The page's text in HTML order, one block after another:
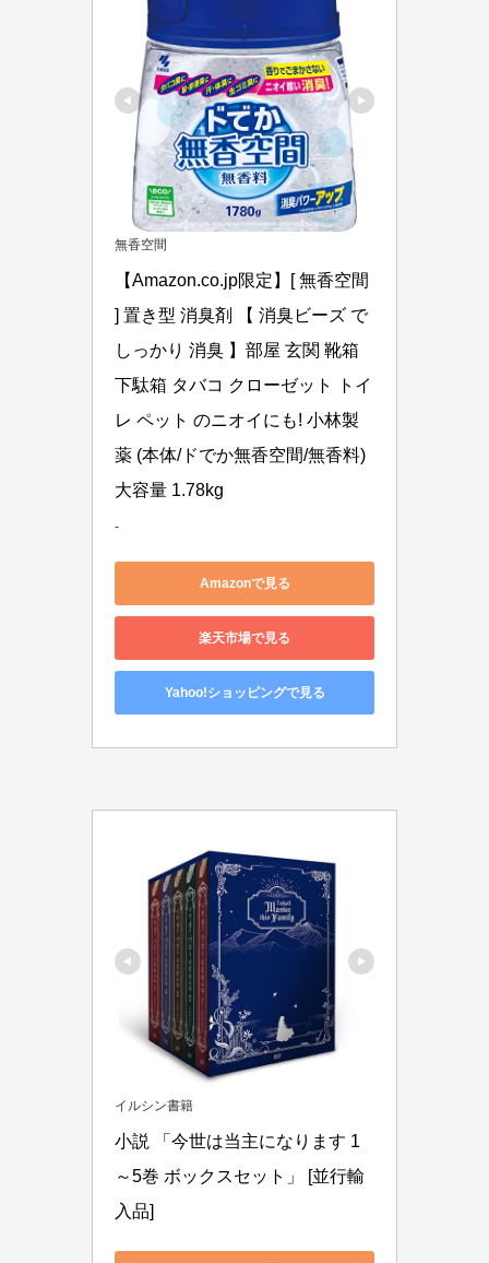
無香空間
【Amazon.co.jp限定】[ 無香空間
] 置き型 消臭剤 【 消臭ビーズ で
しっかり 消臭 】部屋 玄関 靴箱
下駄箱 タバコ クローゼット トイ
レ ペット のニオイにも! 小林製
薬 (本体/ドでか無香空間/無香料)
大容量 1.78kg
-
Amazonで見る
楽天市場で見る
Yahoo!ショッピングで見る
イルシン書籍
小説 「今世は当主になります 1
～5巻 ボックスセット」 [並行輸
入品]